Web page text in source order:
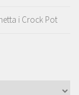
i Crock Pot